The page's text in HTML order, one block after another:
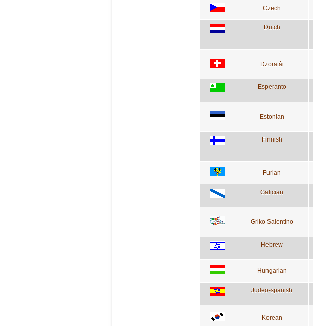
Czech
Dutch
Dzoratâi
Esperanto
Estonian
Finnish
Furlan
Galician
Griko Salentino
Hebrew
Hungarian
Judeo-spanish
Korean